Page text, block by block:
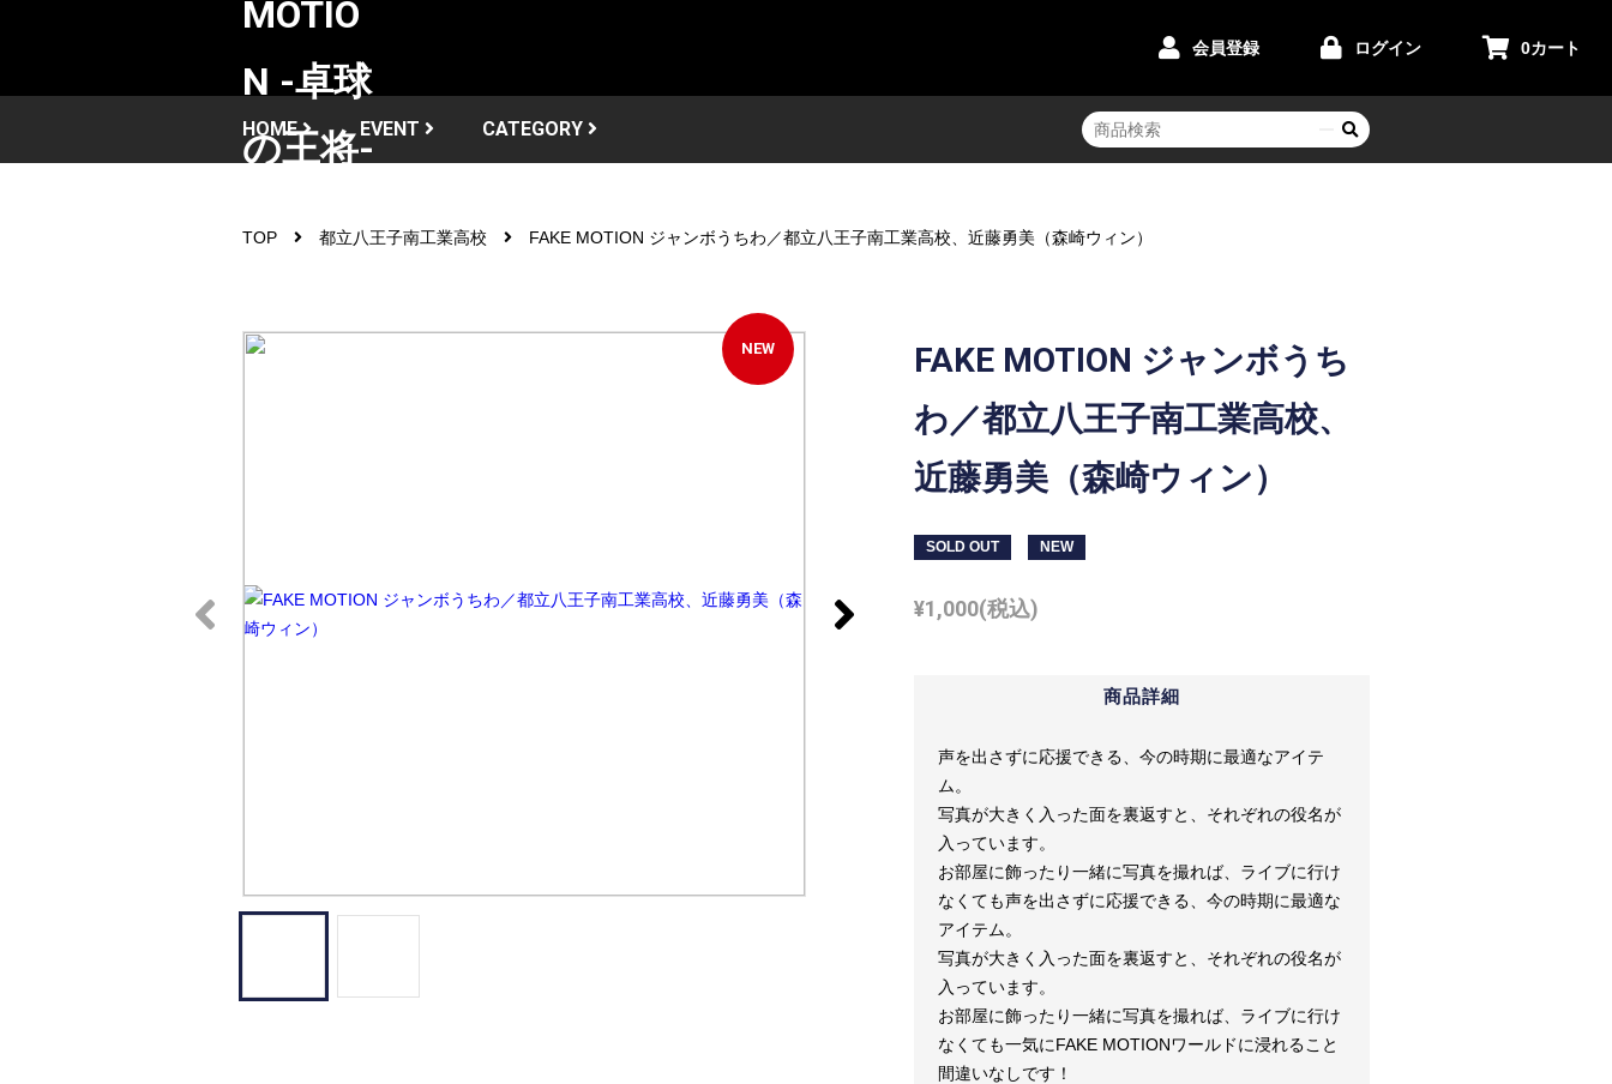
会員登録 ログイン 0カート
HOME EVENT CATEGORY
TOP 都立八王子南工業高校 FAKE MOTION ジャンボうちわ／都立八王子南工業高校、近藤勇美（森崎ウィン）
NEW
FAKE MOTION ジャンボうち
わ／都立八王子南工業高校、
近藤勇美（森崎ウィン）
SOLD OUT NEW
¥1,000(税込)
商品詳細
声を出さずに応援できる、今の時期に最適なアイテ
ム。
写真が大きく入った面を裏返すと、それぞれの役名が
入っています。
お部屋に飾ったり一緒に写真を撮れば、ライブに行け
なくても声を出さずに応援できる、今の時期に最適な
アイテム。
写真が大きく入った面を裏返すと、それぞれの役名が
入っています。
お部屋に飾ったり一緒に写真を撮れば、ライブに行け
なくても一気にFAKE MOTIONワールドに浸れること
間違いなしです！